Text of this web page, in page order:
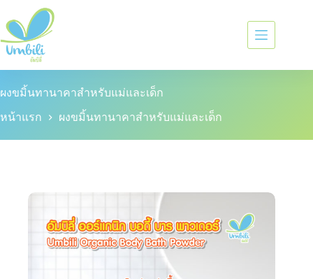
ผงขมิ้นทานาคาสำหรับแม่และเด็ก
หน้าแรก ผงขมิ้นทานาคาสำหรับแม่และเด็ก